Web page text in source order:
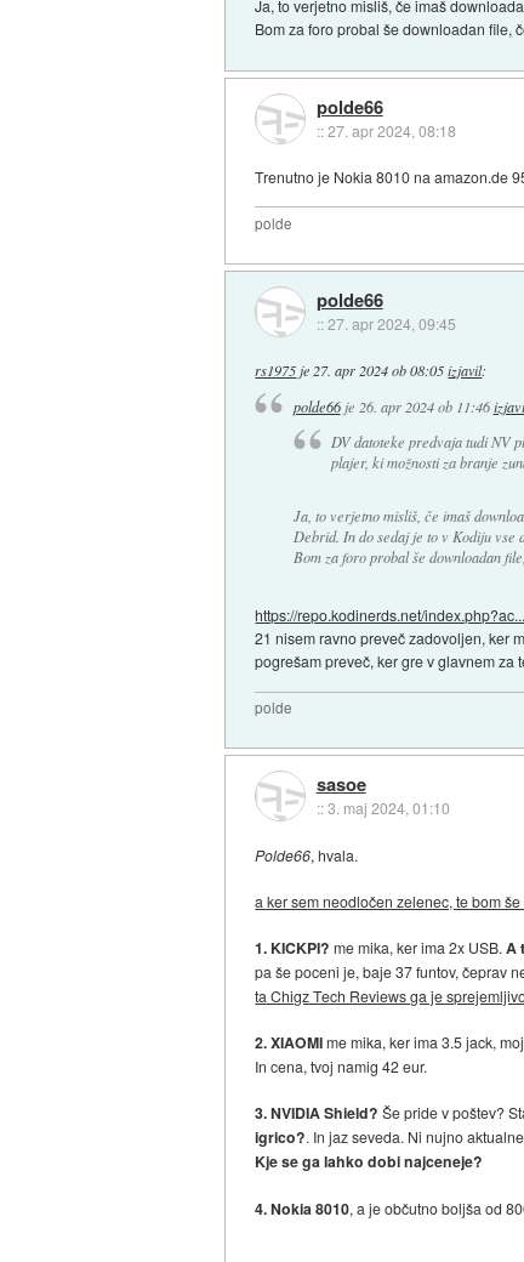
Ja, to verjetno misliš, če imaš
Bom za foro probal še downloadan file,
polde66
::27. apr 2024, 08:18
Trenutno je Nokia 8010 na amazon.de
polde
polde66
::27. apr 2024, 09:45
rs1975 je 27. apr 2024 ob 08:05 izjavil:
polde66je 26. apr 2024 ob 11:46
DV datoteke predvaja tudi NV
plajer, ki možnosti za branje
Ja, to verjetno misliš, če imaš
Debrid. In do sedaj je to v Kodiju vse
Bom za foro probal še downloadan
https://repo.kodinerds.net/index.php?ac...
21 nisem ravno preveč zadovoljen, ker
pogrešam preveč, ker gre v glavnem
polde
sasoe
::3. maj 2024, 01:10
Polde66, hvala.
a ker sem neodločen zelenec, te bom
1. KICKPI? me mika, ker ima 2x USB.A
pa še poceni je, baje 37 funtov, čeprav
ta Chigz Tech Reviews ga je
2. XIAOMIme mika, ker ima 3.5 jack,
In cena, tvoj namig 42 eur.
3. NVIDIA Shield? Še pride v poštev?
igrico?. In jaz seveda. Ni nujno
Kje se ga lahko dobi najceneje?
4. Nokia 8010, a je občutno boljša od